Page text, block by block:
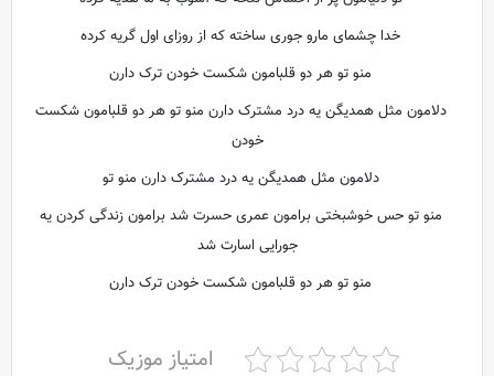
خدا چشمای مارو جوری ساخته که از روزای اول گریه کرده
منو تو هر دو قلبامون شکست خودن ترک دارن
دلامون مثل همدیگن یه درد مشترک دارن منو تو هر دو قلبامون شکست
خودن
دلامون مثل همدیگن یه درد مشترک دارن منو تو
منو تو حس خوشبختی برامون عمری حسرت شد برامون زندگی کردن یه
جورایی اسارت شد
منو تو هر دو قلبامون شکست خودن ترک دارن
امتیاز موزیک